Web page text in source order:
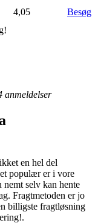
4,05
Besøg
anmeldelser
en hel del
populær er i vore
nemt selv kan hente
Fragtmetoden er jo
billigste fragtløsning